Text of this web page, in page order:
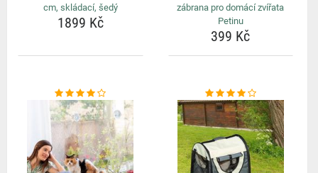
cm, skládací, šedý
1899 Kč
zábrana pro domácí zvířata
Petinu
399 Kč